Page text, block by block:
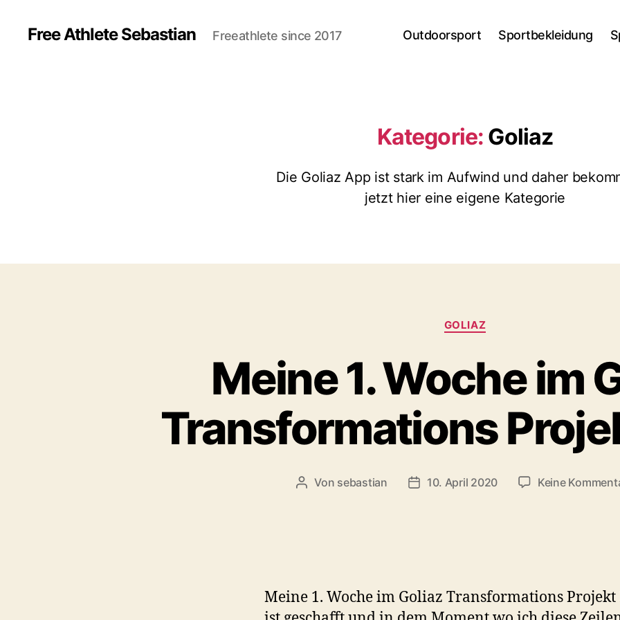
Free Athlete Sebastian Freeathlete since 2017 Outdoorsport Sportbekleidung
Kategorie: Goliaz
Die Goliaz App ist stark im Aufwind und daher
jetzt hier eine eigene Kategorie
Kategorien
GOLIAZ
Meine 1. Woche im
Transformations
Beitragsautor
Von sebastian Beitragsdatum
10. April 2020 Keine
Meine 1. Woche im Goliaz Transformations Projekt